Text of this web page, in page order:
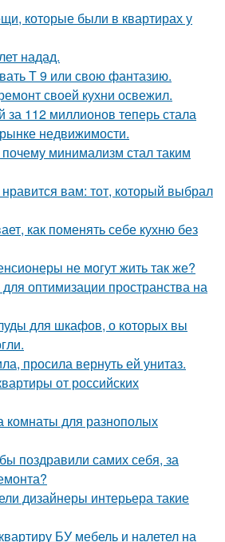
которые были в квартирах у
надад.
Т 9 или свою фантазию.
своей кухни освежил.
за 112 миллионов теперь стала
недвижимости.
минимализм стал таким
вам: тот, который выбрал
как поменять себе кухню без
не могут жить так же?
оптимизации пространства на
для шкафов, о которых вы
просила вернуть ей унитаз.
от российских
комнаты для разнополых
поздравили самих себя, за
дизайнеры интерьера такие
БУ мебель и налетел на